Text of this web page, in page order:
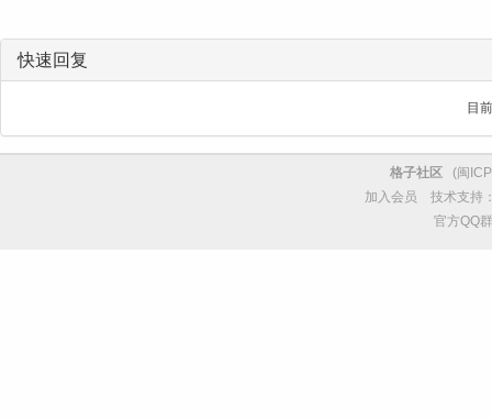
快速回复
目
格子社区 (闽
加入会员
技术支持
官方QQ